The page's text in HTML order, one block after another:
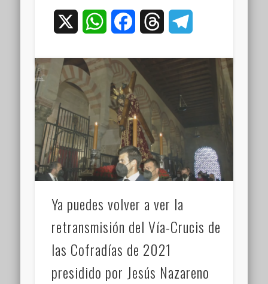
WhatsAppFacebookThreads
Ya puedes volver a ver la
retransmisión del Vía-Crucis de
las Cofradías de 2021
presidido por Jesús Nazareno